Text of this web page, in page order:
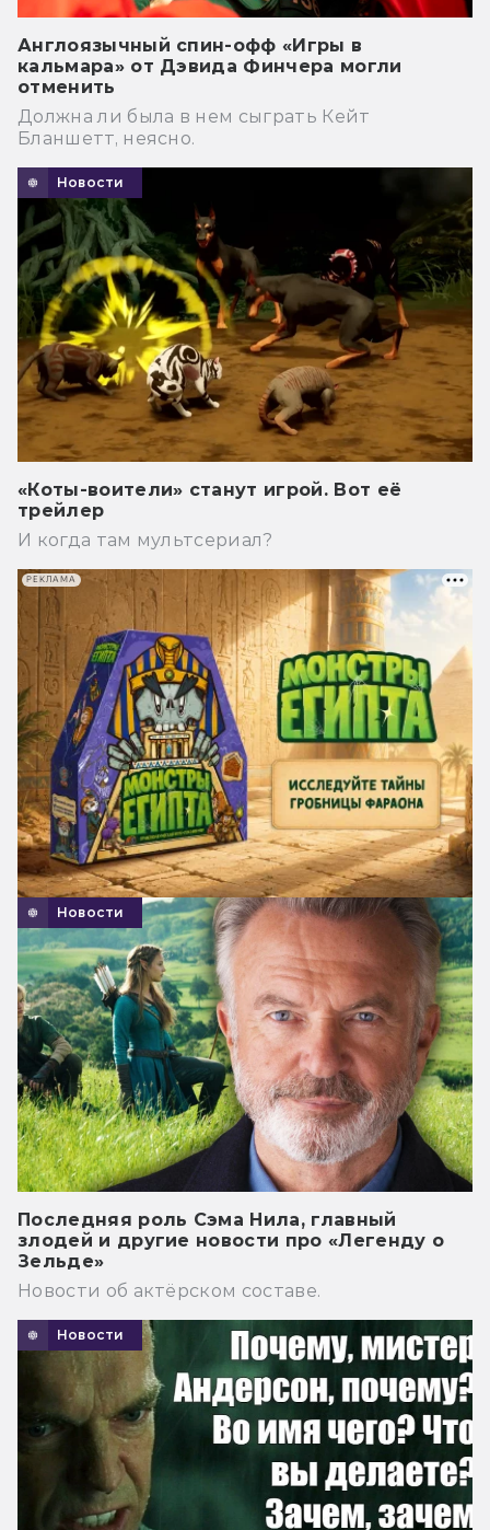
Англоязычный спин-офф «Игры в
кальмара» от Дэвида Финчера могли
отменить
Должна ли была в нем сыграть Кейт
Бланшетт, неясно.
Новости
«Коты-воители» станут игрой. Вот её
трейлер
И когда там мультсериал?
Новости
Последняя роль Сэма Нила, главный
злодей и другие новости про «Легенду о
Зельде»
Новости об актёрском составе.
Новости
РЕКЛАМА